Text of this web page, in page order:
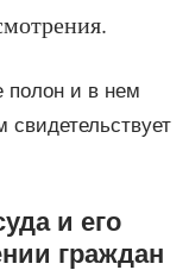
полон и в нем
и его
граждан